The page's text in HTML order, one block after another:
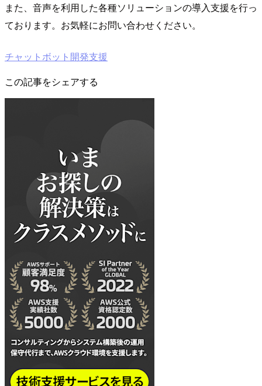
また、音声を利用した各種ソリューションの導入支援を行っ
ております。お気軽にお問い合わせください。
チャットボット開発支援
この記事をシェアする